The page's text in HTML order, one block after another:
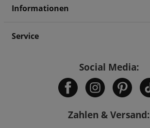
Informationen
Service
Social Media:
Zahlen & Versand: